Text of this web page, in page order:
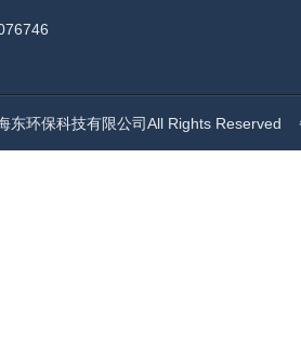
东环保科技有限公司All Rights Reserved